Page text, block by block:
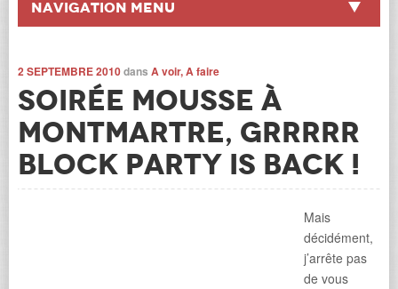
Navigation Menu
2 SEPTEMBRE 2010dans A voir, A faire
Soirée mousse à
Montmartre, Grrrrr
Block Party is back !
Mais
décidément,
j’arrête pas
de vous